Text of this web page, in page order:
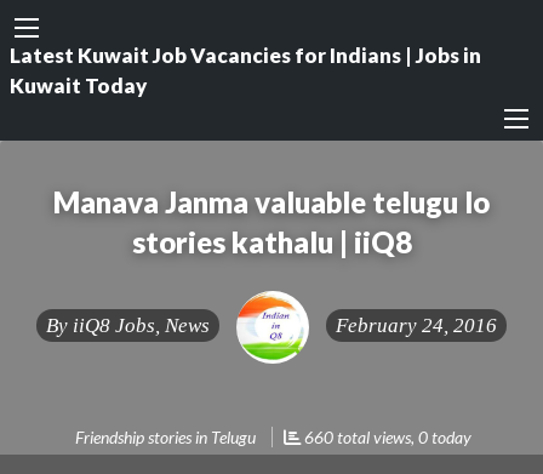
Latest Kuwait Job Vacancies for Indians | Jobs in
Kuwait Today
Manava Janma valuable telugu lo
stories kathalu | iiQ8
By iiQ8 Jobs, News February 24, 2016
Friendship stories in Telugu 660 total views, 0 today